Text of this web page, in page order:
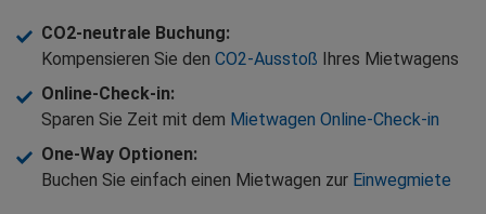
CO2-neutrale Buchung:
Kompensieren Sie den CO2-Ausstoß Ihres Mietwagens
Online-Check-in:
Sparen Sie Zeit mit dem Mietwagen Online-Check-in
One-Way Optionen:
Buchen Sie einfach einen Mietwagen zur Einwegmiete